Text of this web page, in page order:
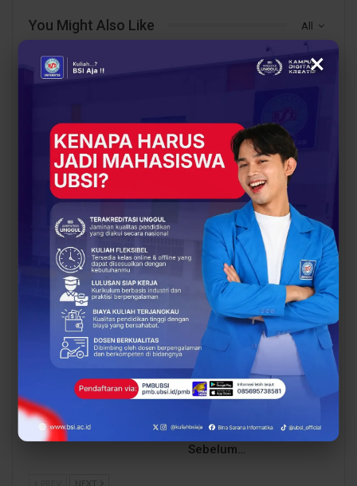
All
You Might Also Like
BERITA
Dosen Pembimbing
Lapangan Dampingi
Keberangkatan
Mahasiswa UBSI Solo ke
Dosen Pembimbing
Lapangan Dampingi
Keberangkatan
Mahasiswa UBSI Solo ke
Posko BSI…
EDUKASI
Kesempatan Emas Guru!
Beasiswa S2 hingga
75% di UBSI, Kuliah
Magister Cuma 18 Bulan
EDUKASI
Cuma Berlaku 17
Agustus! Daftar PMB
Jaket Varsity Eksklusif
Sebelum…
NEXT
×